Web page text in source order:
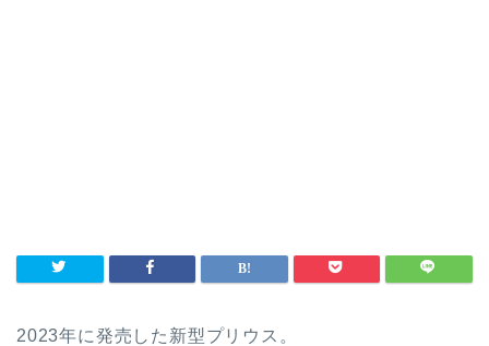
2023年に発売した新型プリウス。